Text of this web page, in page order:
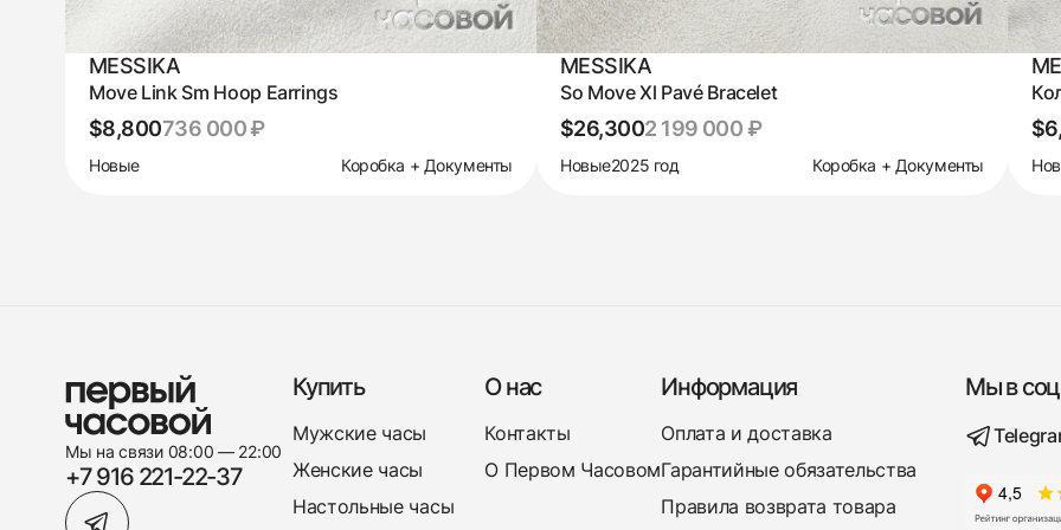
MESSIKA
Move Link Sm Hoop Earrings
$8,800736 000 ₽
Новые Коробка + Документы
MESSIKA
So Move Xl Pavé Bracelet
$26,3002 199 000 ₽
Новые2025 год Коробка + Документы
Мы на связи 08:00 — 22:00
+7 916 221-22-37
Купить
Мужские часы
Женские часы
Настольные часы
О нас
Контакты
О Первом Часовом
Информация
Оплата и доставка
Гарантийные обязательства
Правила возврата товара
Мы в